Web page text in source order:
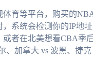
育等平台，购买的
系统会检测你的IP地
者在北美想看CBA季
、加拿大 vs 波黑、捷